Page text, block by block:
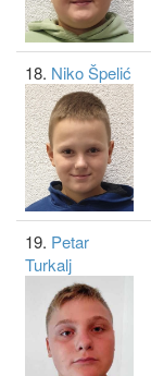
18. Niko Špelić
19. Petar
Turkalj